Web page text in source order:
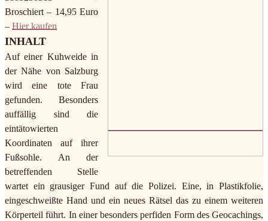
Broschiert – 14,95 Euro
– Hier kaufen
INHALT
Auf einer Kuhweide in
der Nähe von Salzburg
wird eine tote Frau
gefunden. Besonders
auffällig sind die
eintätowierten
Koordinaten auf ihrer
Fußsohle. An der
betreffenden Stelle
wartet ein grausiger Fund auf die Polizei. Eine, in Plastikfolie,
eingeschweißte Hand und ein neues Rätsel das zu einem weiteren
Körperteil führt. In einer besonders perfiden Form des Geocachings,